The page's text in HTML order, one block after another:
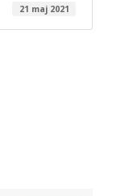
21 maj 2021